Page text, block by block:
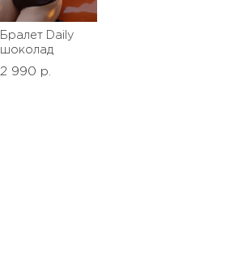
Бралет Daily
шоколад
2 990 р.